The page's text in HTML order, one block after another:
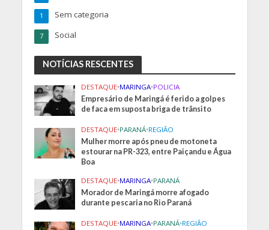
Sem categoria
1
Social
7
NOTÍCIAS RESCENTES
DESTAQUE•MARINGA•POLICIA
Empresário de Maringá é ferido a golpes
de faca em suposta briga de trânsito
DESTAQUE•PARANÁ•REGIÃO
Mulher morre após pneu de motoneta
estourar na PR-323, entre Paiçandu e Água
Boa
DESTAQUE•MARINGA•PARANÁ
Morador de Maringá morre afogado
durante pescaria no Rio Paraná
DESTAQUE•MARINGA•PARANÁ•REGIÃO